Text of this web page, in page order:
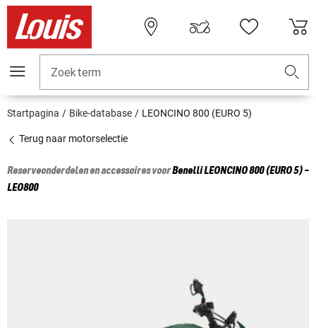
Zoekterm
Startpagina Bike-database LEONCINO 800 (EURO 5)
Terug naar motorselectie
Reserveonderdelen en accessoires voorBenelliLEONCINO 800 (EURO 5) -
LEO800